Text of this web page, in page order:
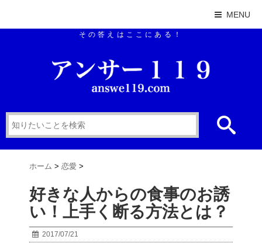
MENU
その答えはここにある！
ホーム > 恋愛 >
好きな人からの食事のお誘
い！上手く断る方法とは？
2017/07/21